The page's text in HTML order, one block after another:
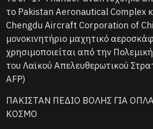
το Pakistan Aeronautical Complex
Chengdu Aircraft Corporation of
μονοκινητήριο μαχητικό
χρησιμοποιείται από την
του Λαϊκού Απελευθερωτικού
AFP)
ΠΑΚΙΣΤΑΝ ΠΕΔΙΟ ΒΟΛΗΣ ΓΙΑ
ΚΟΣΜΟ